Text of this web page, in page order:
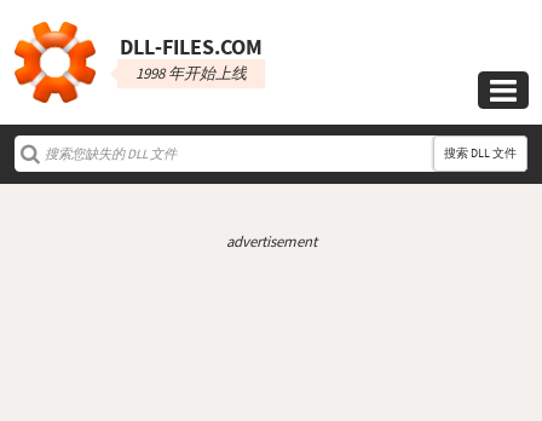
DLL‑FILES.COM
1998 年开始上线

搜索 DLL 文件
advertisement